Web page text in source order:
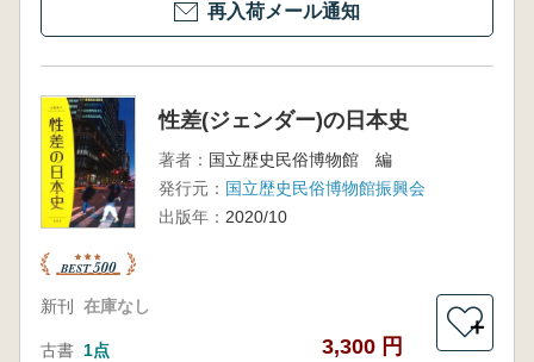
再入荷メール通知
性差(ジェンダー)の日本史
著者： 国立歴史民俗博物館 編
発行元： 国立歴史民俗博物館振興会
出版年： 2020/10
新刊 在庫なし
古書 1点 3,300 円
＋